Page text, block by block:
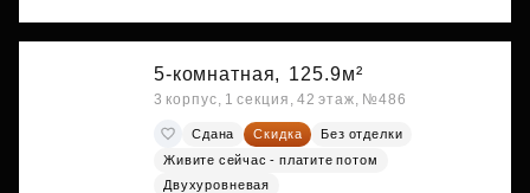
5-комнатная, 125.9м²
3 корпус, 1 секция, 42 этаж, №486
Сдана Скидка
Без отделки
Живите сейчас - платите потом
Двухуровневая